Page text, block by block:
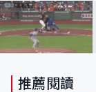
推薦閱讀